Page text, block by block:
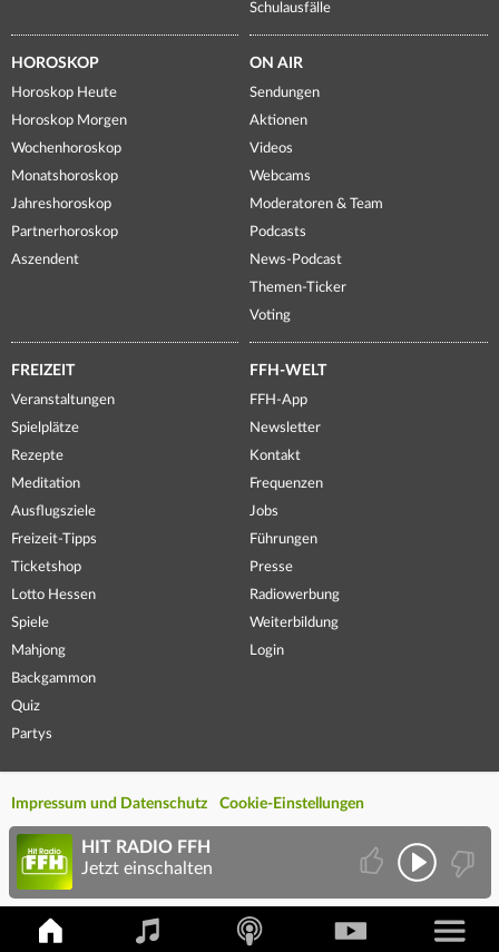
Schulausfälle
HOROSKOP
Horoskop Heute
Horoskop Morgen
Wochenhoroskop
Monatshoroskop
Jahreshoroskop
Partnerhoroskop
Aszendent
ON AIR
Sendungen
Aktionen
Videos
Webcams
Moderatoren & Team
Podcasts
News-Podcast
Themen-Ticker
Voting
FREIZEIT
Veranstaltungen
Spielplätze
Rezepte
Meditation
Ausflugsziele
Freizeit-Tipps
Ticketshop
Lotto Hessen
Spiele
Mahjong
Backgammon
Quiz
Partys
FFH-WELT
FFH-App
Newsletter
Kontakt
Frequenzen
Jobs
Führungen
Presse
Radiowerbung
Weiterbildung
Login
Impressum und Datenschutz Cookie-Einstellungen
HIT RADIO FFH
Jetzt einschalten